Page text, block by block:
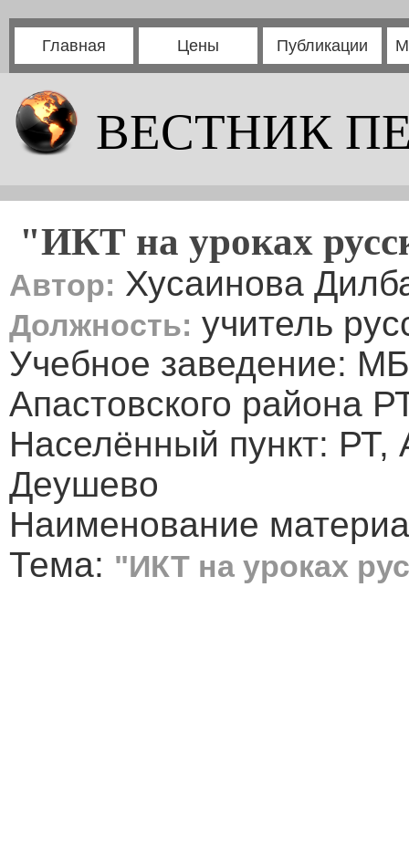
Главная Цены Публикации
ВЕСТНИК
"ИКТ на уроках
Автор: Хусаинова
Должность: учитель
Учебное заведение:
Апастовского района
Населённый пункт: РТ,
Деушево
Наименование
Тема: "ИКТ на уроках